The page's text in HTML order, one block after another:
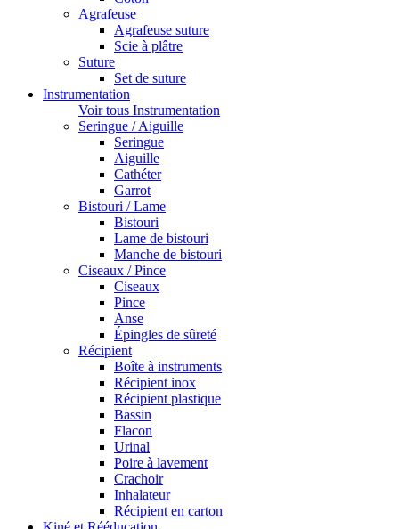
Agrafeuse
Agrafeuse suture
Scie à plâtre
Suture
Set de suture
Instrumentation
Voir tous Instrumentation
Seringue / Aiguille
Seringue
Aiguille
Cathéter
Garrot
Bistouri / Lame
Bistouri
Lame de bistouri
Manche de bistouri
Ciseaux / Pince
Ciseaux
Pince
Anse
Épingles de sûreté
Récipient
Boîte à instruments
Récipient inox
Récipient plastique
Bassin
Flacon
Urinal
Poire à lavement
Crachoir
Inhalateur
Récipient en carton